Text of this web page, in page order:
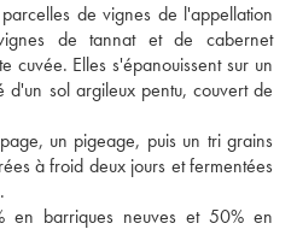
de vignes de l'appellation
de tannat et de cabernet
cuvée. Elles s'épanouissent sur un
d'un sol argileux pentu, couvert de
un pigeage, puis un tri grains
à froid deux jours et fermentées
en barriques neuves et 50% en